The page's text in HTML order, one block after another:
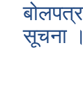
सूचना ।